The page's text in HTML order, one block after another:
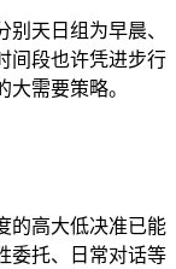
天日组为早晨、
间段也许凭进步行
需要策略。
的高大低决准已能
委托、日常对话等